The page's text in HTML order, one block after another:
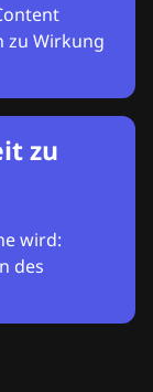
zu Wirkung
zu
wird:
des